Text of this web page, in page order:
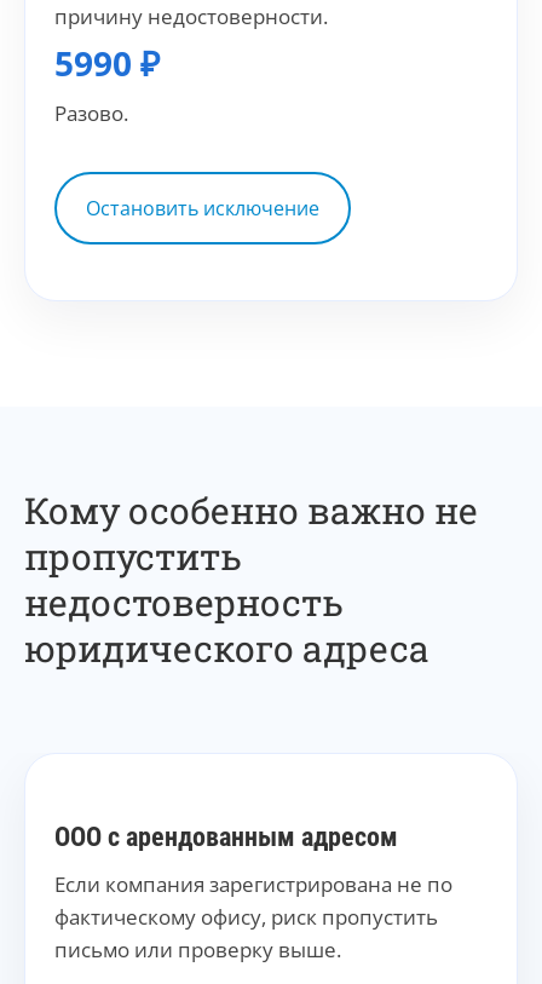
причину недостоверности.
5990 ₽
Разово.
Остановить исключение
Кому особенно важно не
пропустить
недостоверность
юридического адреса
ООО с арендованным адресом
Если компания зарегистрирована не по
фактическому офису, риск пропустить
письмо или проверку выше.